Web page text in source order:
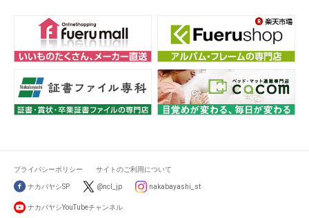
プライバシーポリシー サイトのご利用について
ナカバヤシSP @ncl_jp nakabayashi_st
ナカバヤシYouTubeチャンネル